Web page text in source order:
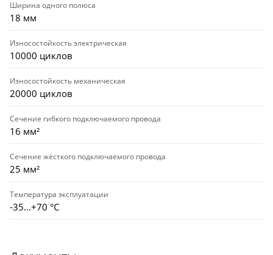
Ширина одного полюса
18 мм
Износостойкость электрическая
10000 циклов
Износостойкость механическая
20000 циклов
Сечение гибкого подключаемого провода
16 мм²
Сечение жёсткого подключаемого провода
25 мм²
Температура эксплуатации
-35...+70 °С